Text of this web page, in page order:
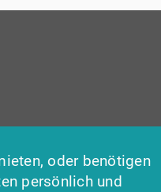
oder benötigen
persönlich und